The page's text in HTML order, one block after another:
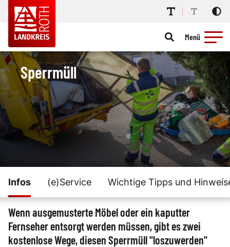
Menü
Sperrmüll
Infos (e)Service Wichtige Tipps und
Wenn ausgemusterte Möbel oder ein kaputter
Fernseher entsorgt werden müssen, gibt es zwei
kostenlose Wege, diesen Sperrmüll "loszuwerden"